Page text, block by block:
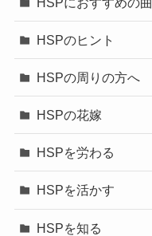
HSPのヒント
HSPの周りの方へ
HSPの花嫁
HSPを労わる
HSPを活かす
HSPを知る